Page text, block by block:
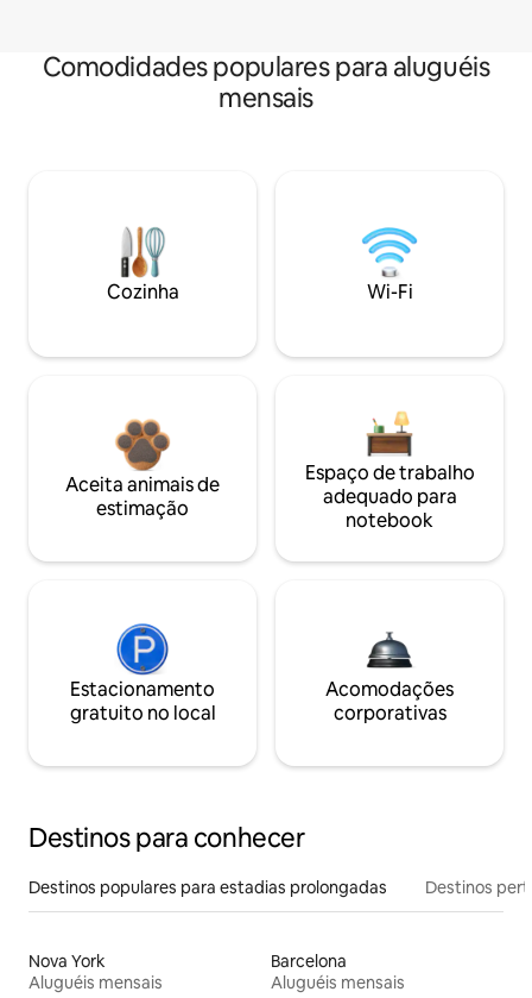
Comodidades populares para aluguéis
mensais
Cozinha Wi-Fi
Aceita animais de
estimação
Espaço de trabalho
adequado para
notebook
Estacionamento
gratuito no local
Acomodações
corporativas
Destinos para conhecer
Destinos populares para estadias prolongadas Destinos
Nova York
Aluguéis mensais
Barcelona
Aluguéis mensais